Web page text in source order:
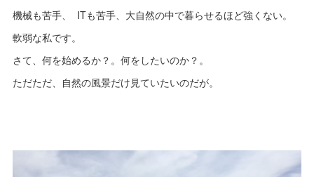
機械も苦手、 ITも苦手、大自然の中で暮らせるほど強くない。
軟弱な私です。
さて、何を始めるか？。何をしたいのか？。
ただただ、自然の風景だけ見ていたいのだが。